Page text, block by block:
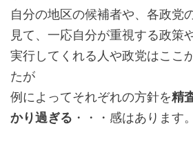
自分の地区の候補者や、各政党
見て、一応自分が重視する政策
実行してくれる人や政党はここ
たが
例によってそれぞれの方針を精
かり過ぎる ・・・感はあります。